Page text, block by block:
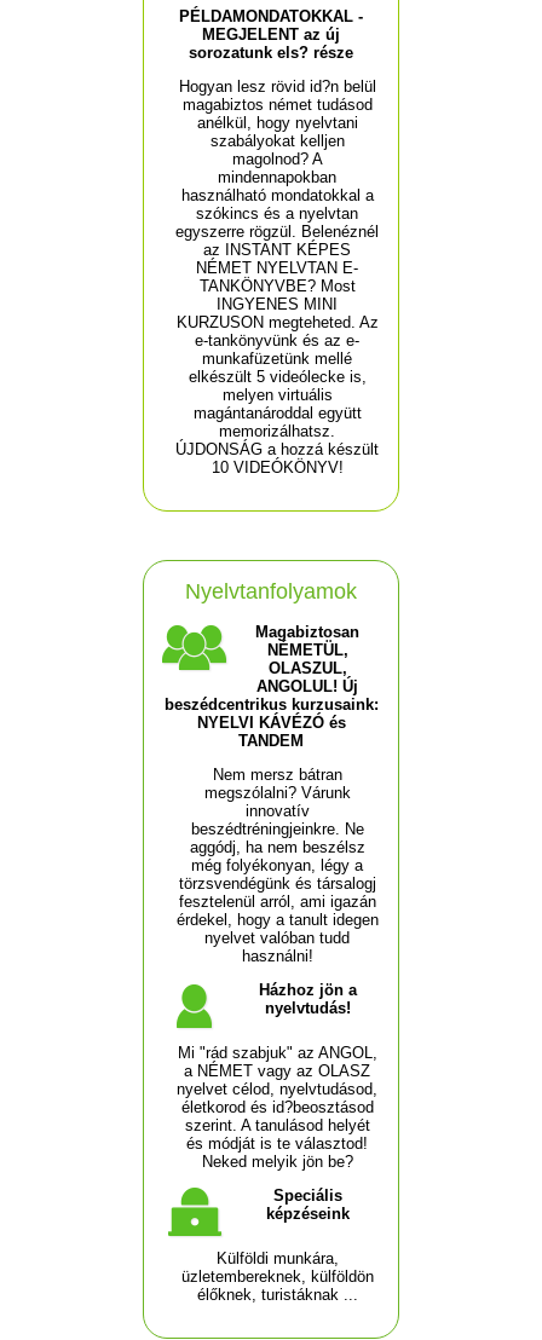
PÉLDAMONDATOKKAL -
MEGJELENT az új
sorozatunk els? része
Hogyan lesz rövid id?n belül
magabiztos német tudásod
anélkül, hogy nyelvtani
szabályokat kelljen
magolnod? A
mindennapokban
használható mondatokkal a
szókincs és a nyelvtan
egyszerre rögzül. Belenéznél
az INSTANT KÉPES
NÉMET NYELVTAN E-
TANKÖNYVBE? Most
INGYENES MINI
KURZUSON megteheted. Az
e-tankönyvünk és az e-
munkafüzetünk mellé
elkészült 5 videólecke is,
melyen virtuális
magántanároddal együtt
memorizálhatsz.
ÚJDONSÁG a hozzá készült
10 VIDEÓKÖNYV!
Nyelvtanfolyamok
Magabiztosan
NÉMETÜL,
OLASZUL,
ANGOLUL! Új
beszédcentrikus kurzusaink:
NYELVI KÁVÉZÓ és
TANDEM
Nem mersz bátran
megszólalni? Várunk
innovatív
beszédtréningjeinkre. Ne
aggódj, ha nem beszélsz
még folyékonyan, légy a
törzsvendégünk és társalogj
fesztelenül arról, ami igazán
érdekel, hogy a tanult idegen
nyelvet valóban tudd
használni!
Házhoz jön a
nyelvtudás!
Mi "rád szabjuk" az ANGOL,
a NÉMET vagy az OLASZ
nyelvet célod, nyelvtudásod,
életkorod és id?beosztásod
szerint. A tanulásod helyét
és módját is te választod!
Neked melyik jön be?
Speciális
képzéseink
Külföldi munkára,
üzletembereknek, külföldön
élőknek, turistáknak ...